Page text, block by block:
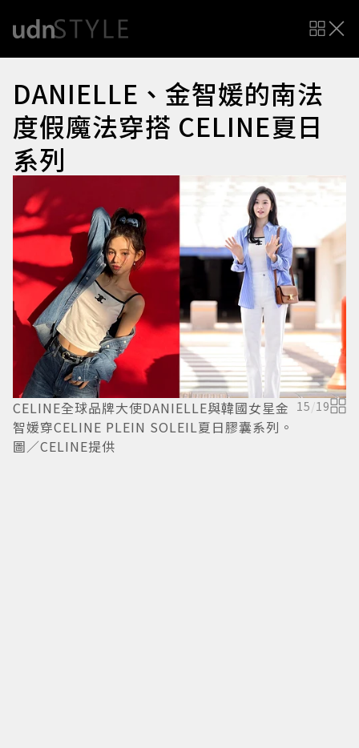
DANIELLE、金智媛的南法
度假魔法穿搭 CELINE夏日
系列
CELINE全球品牌大使DANIELLE與韓國女星金
智媛穿CELINE PLEIN SOLEIL夏日膠囊系列。
圖／CELINE提供
15 /19